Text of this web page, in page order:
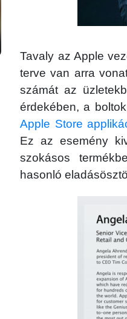
Tavaly az Apple
terve van arra
számát az
érdekében, a
Apple Store
Ez az esemény
szokásos
hasonló